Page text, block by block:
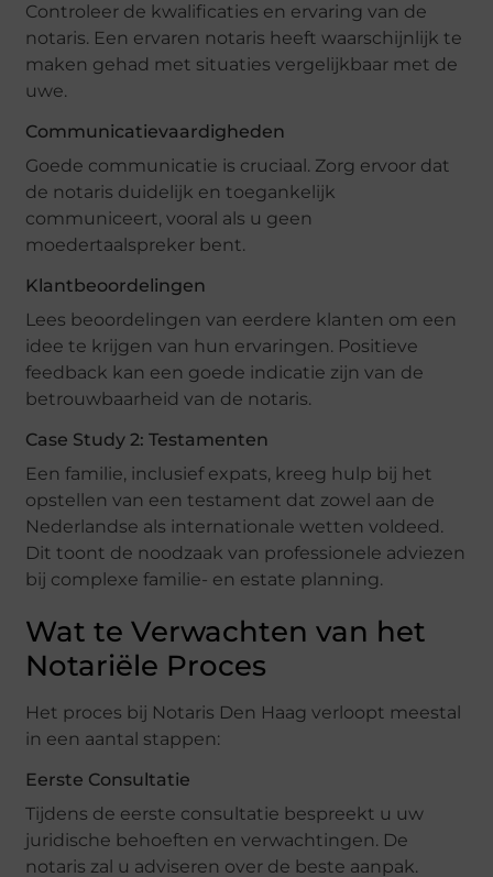
Controleer de kwalificaties en ervaring van de
notaris. Een ervaren notaris heeft waarschijnlijk te
maken gehad met situaties vergelijkbaar met de
uwe.
Communicatievaardigheden
Goede communicatie is cruciaal. Zorg ervoor dat
de notaris duidelijk en toegankelijk
communiceert, vooral als u geen
moedertaalspreker bent.
Klantbeoordelingen
Lees beoordelingen van eerdere klanten om een
idee te krijgen van hun ervaringen. Positieve
feedback kan een goede indicatie zijn van de
betrouwbaarheid van de notaris.
Case Study 2: Testamenten
Een familie, inclusief expats, kreeg hulp bij het
opstellen van een testament dat zowel aan de
Nederlandse als internationale wetten voldeed.
Dit toont de noodzaak van professionele adviezen
bij complexe familie- en estate planning.
Wat te Verwachten van het
Notariële Proces
Het proces bij Notaris Den Haag verloopt meestal
in een aantal stappen:
Eerste Consultatie
Tijdens de eerste consultatie bespreekt u uw
juridische behoeften en verwachtingen. De
notaris zal u adviseren over de beste aanpak.